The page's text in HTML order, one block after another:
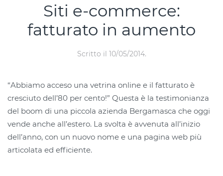
Siti e-commerce:
fatturato in aumento
Scritto il 10/05/2014.
“Abbiamo acceso una vetrina online e il fatturato è
cresciuto dell’80 per cento!” Questa è la testimonianza
del boom di una piccola azienda Bergamasca che oggi
vende anche all’estero. La svolta è avvenuta all’inizio
dell’anno, con un nuovo nome e una pagina web più
articolata ed efficiente.